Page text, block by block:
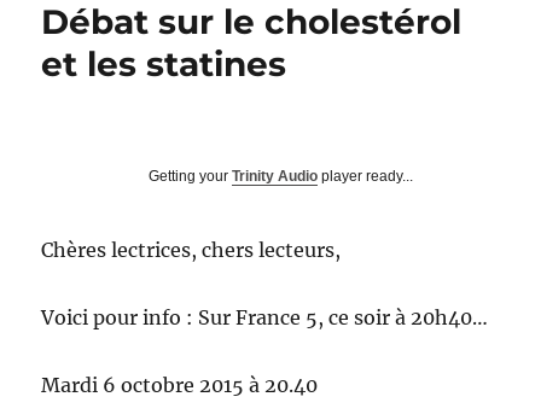
Débat sur le cholestérol
et les statines
Getting yourTrinity Audio player ready...
Chères lectrices, chers lecteurs,
Voici pour info : Sur France 5, ce soir à 20h40…
Mardi 6 octobre 2015 à 20.40